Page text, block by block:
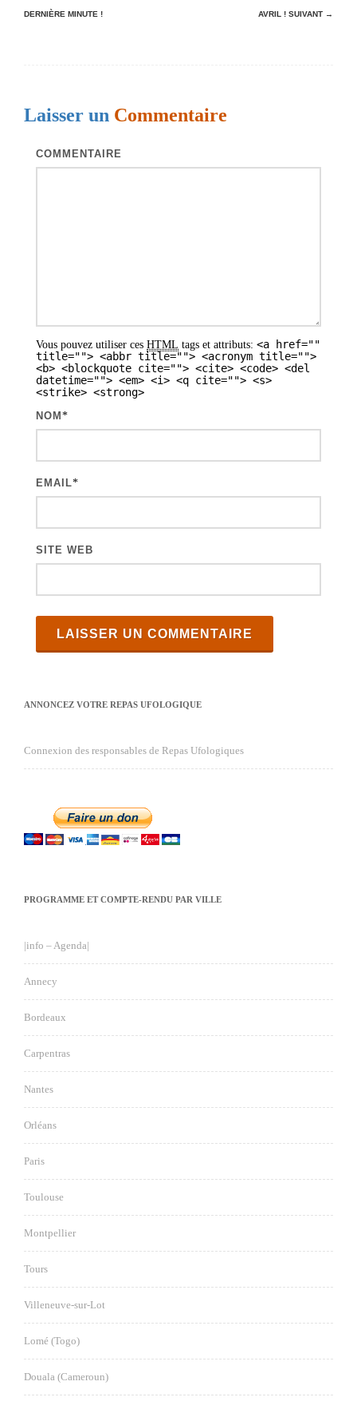
a
a
DERNIÈRE MINUTE ! AVRIL ! SUIVANT →
Laisser un Commentaire
COMMENTAIRE
Vous pouvez utiliser ces HTML tags et attributs: <a href=""
title=""> <abbr title=""> <acronym title="">
<b> <blockquote cite=""> <cite> <code> <del
datetime=""> <em> <i> <q cite=""> <s>
<strike> <strong>
NOM *
EMAIL*
SITE WEB
ANNONCEZ VOTRE REPAS UFOLOGIQUE
Connexion des responsables de Repas Ufologiques
PROGRAMME ET COMPTE-RENDU PAR VILLE
|info – Agenda|
Annecy
Bordeaux
Carpentras
Nantes
Orléans
Paris
Toulouse
Montpellier
Tours
Villeneuve-sur-Lot
Lomé (Togo)
Douala (Cameroun)